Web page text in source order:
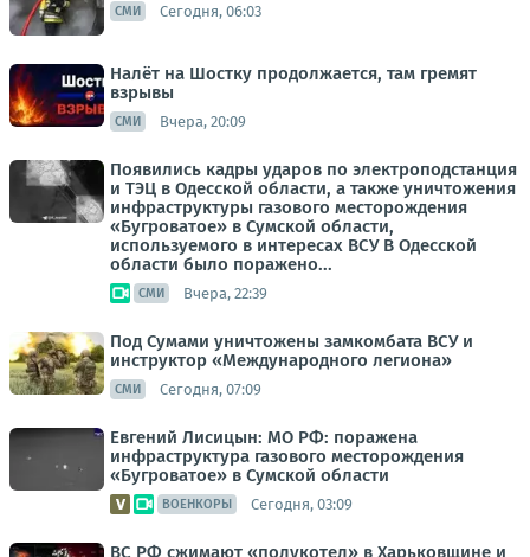
СМИ Сегодня, 06:03
Налёт на Шостку продолжается, там гремят
взрывы
СМИ Вчера, 20:09
Появились кадры ударов по электроподстанция
и ТЭЦ в Одесской области, а также уничтожения
инфраструктуры газового месторождения
«Бугроватое» в Сумской области,
используемого в интересах ВСУ В Одесской
области было поражено...
СМИ Вчера, 22:39
Под Сумами уничтожены замкомбата ВСУ и
инструктор «Международного легиона»
СМИ Сегодня, 07:09
Евгений Лисицын: МО РФ: поражена
инфраструктура газового месторождения
«Бугроватое» в Сумской области
ВОЕНКОРЫ Сегодня, 03:09
ВС РФ сжимают «полукотел» в Харьковщине и